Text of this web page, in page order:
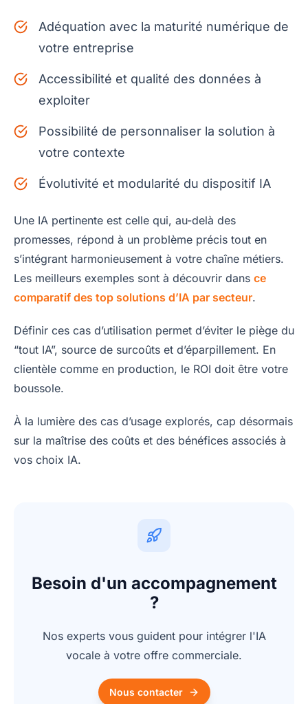
Adéquation avec la maturité numérique de
votre entreprise
Accessibilité et qualité des données à
exploiter
Possibilité de personnaliser la solution à
votre contexte
Évolutivité et modularité du dispositif IA
Une IA pertinente est celle qui, au-delà des
promesses, répond à un problème précis tout en
s’intégrant harmonieusement à votre chaîne métiers.
Les meilleurs exemples sont à découvrir dans ce
comparatif des top solutions d’IA par secteur.
Définir ces cas d’utilisation permet d’éviter le piège du
“tout IA”, source de surcoûts et d’éparpillement. En
clientèle comme en production, le ROI doit être votre
boussole.
À la lumière des cas d’usage explorés, cap désormais
sur la maîtrise des coûts et des bénéfices associés à
vos choix IA.
Besoin d'un accompagnement
?
Nos experts vous guident pour intégrer l'IA
vocale à votre offre commerciale.
Nous contacter